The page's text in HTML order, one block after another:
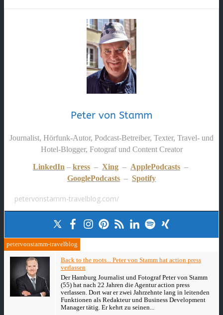
Peter von Stamm
Journalist, Hörfunk-Autor, Podcast-Betreiber, Texter, Travel- und
Hotel-Blogger, Fotograf und Content Creator
LinkedIn – kress – Xing – ApplePodcasts –
GooglePodcasts – Spotify
petervonstamm-travelblog.com/
petervonstamm-travelblog
Back to the roots... Peter von Stamm hat action press
verlassen
Der Hamburg Journalist und Fotograf Peter von Stamm
(55) hat nach 22 Jahren die Agentur action press
verlassen. Dort war er zwei Jahrzehnte lang in leitenden
Funktionen als Redakteur und Business Development
Manager tätig. Er kehrt zu seinen...